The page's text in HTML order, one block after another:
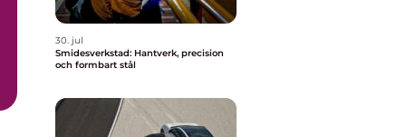
30. jul
Smidesverkstad: Hantverk, precision
och formbart stål